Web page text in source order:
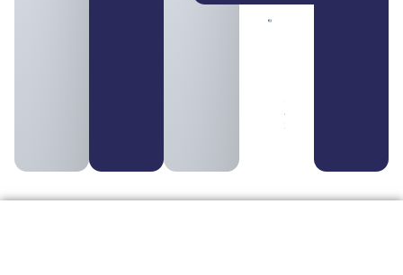
Sektor
August 2,
2026